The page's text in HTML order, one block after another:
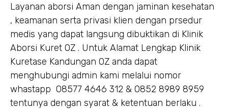
Layanan aborsi Aman dengan jaminan kesehatan
, keamanan serta privasi klien dengan prsedur
medis yang dapat langsung dibuktikan di Klinik
Aborsi Kuret OZ . Untuk Alamat Lengkap Klinik
Kuretase Kandungan OZ anda dapat
menghubungi admin kami melalui nomor
whastapp 08577 4646 312 & 0852 8989 8959
tentunya dengan syarat & ketentuan berlaku .